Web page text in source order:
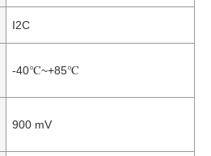
I2C
-40℃~+85℃
900 mV